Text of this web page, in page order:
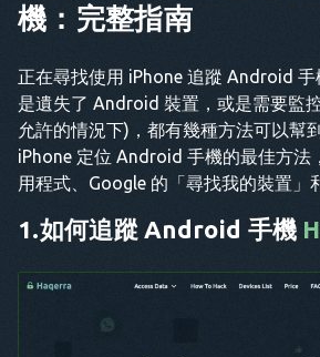
機：完整指南
正在尋找使用 iPhone 追蹤 Android
是遺失了 Android 裝置，或是需要監
允許的情況下)，都有幾種方法可以幫
iPhone 定位 Android 手機的最佳方法
用程式、Google 的「尋找我的裝置」
1.如何追蹤 Android 手機